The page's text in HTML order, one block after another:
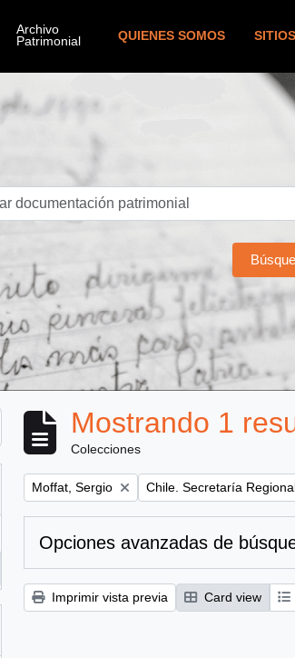
QUIENES SOMOS
Mostrando 1
Colecciones
Remove filter:
Moffat, Sergio Remove filter:
Chile. Secretaría
Opciones avanzadas de
Imprimir vista previa Card view